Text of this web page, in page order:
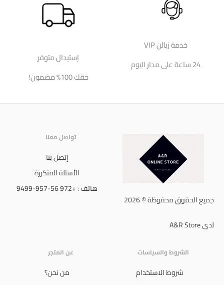
خدمة زبائن VIP
24 ساعة على مدار اليوم
إستبدال متوفر
حقك 100% مضمون!
جميع الحقوق محفوظة © 2026
لدى A&R Store
تواصل معنا
إتصل بنا
الأسئلة المتكررة
هاتف : +972 56-957-9499
الشروط والسياسات
شروط الاستخدام
عن المتجر
من نحن؟